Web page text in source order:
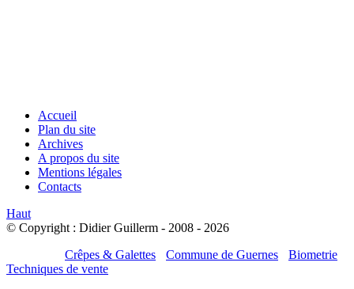
Accueil
Plan du site
Archives
A propos du site
Mentions légales
Contacts
Haut
© Copyright : Didier Guillerm - 2008 - 2026
Crêpes & Galettes Commune de Guernes Biometrie
Techniques de vente